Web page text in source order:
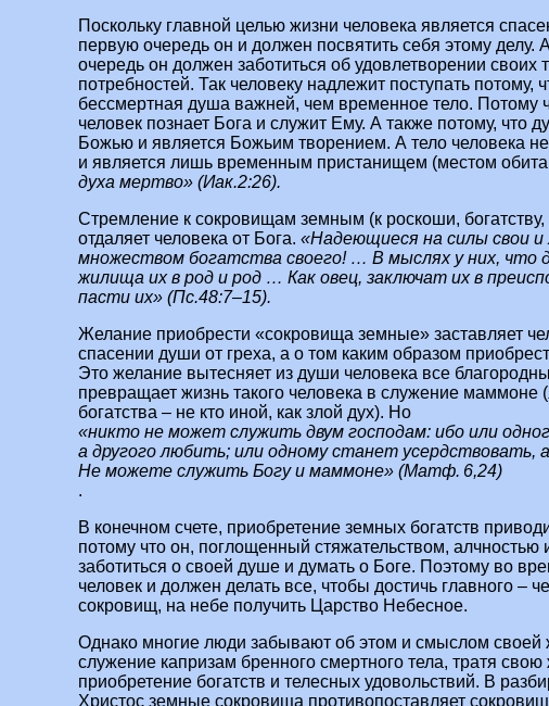
Поскольку главной целью жизни человека является
первую очередь он и должен посвятить себя этому делу.
очередь он должен заботиться об удовлетворении своих
потребностей. Так человеку надлежит поступать потому,
бессмертная душа важней, чем временное тело. Потому
человек познает Бога и служит Ему. А также потому, что
Божью и является Божьим творением. А тело человека
и является лишь временным пристанищем (местом
духа мертво» (Иак.2:26).
Стремление к сокровищам земным (к роскоши,
отдаляет человека от Бога. «Надеющиеся на силы свои и
множеством богатства своего! … В мыслях у них, что
жилища их в род и род … Как овец, заключат их в
пасти их» (Пс.48:7–15).
Желание приобрести «сокровища земные» заставляет
спасении души от греха, а о том каким образом
Это желание вытесняет из души человека все
превращает жизнь такого человека в служение маммоне
богатства – не кто иной, как злой дух). Но
«никто не может служить двум господам: ибо или
а другого любить; или одному станет усердствовать,
Не можете служить Богу и маммоне» (Матф. 6,24)
.
В конечном счете, приобретение земных богатств
потому что он, поглощенный стяжательством, алчностью
заботиться о своей душе и думать о Боге. Поэтому во
человек и должен делать все, чтобы достичь главного –
сокровищ, на небе получить Царство Небесное.
Однако многие люди забывают об этом и смыслом своей
служение капризам бренного смертного тела, тратя свою
приобретение богатств и телесных удовольствий. В
Христос земные сокровища противопоставляет